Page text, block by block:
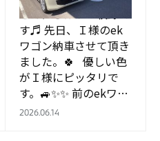
こんにちはっ 牧野で
す♬ 先日、Ｉ様のek
ワゴン納車させて頂き
ました。🍀 優しい色
がＩ様にピッタリで
す。🚙✨✨ 前のekワゴ
ン同様に長く、 カー
2026.06.14